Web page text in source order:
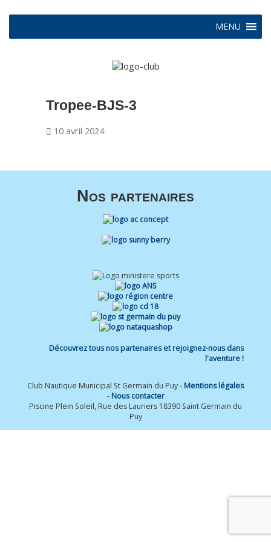
MENU
Tropee-BJS-3
10 avril 2024
Nos partenaires
Découvrez tous nos partenaires et rejoignez-nous dans
l'aventure !
Club Nautique Municipal St Germain du Puy - Mentions légales
- Nous contacter
Piscine Plein Soleil, Rue des Lauriers 18390 Saint Germain du
Puy